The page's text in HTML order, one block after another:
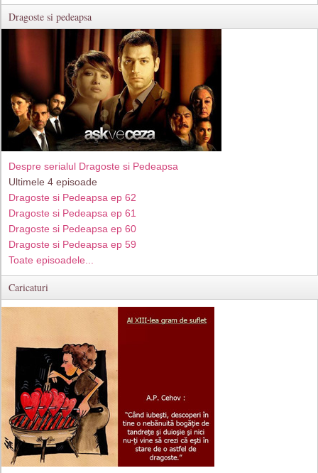
Dragoste si pedeapsa
Despre serialul Dragoste si Pedeapsa
Ultimele 4 episoade
Dragoste si Pedeapsa ep 62
Dragoste si Pedeapsa ep 61
Dragoste si Pedeapsa ep 60
Dragoste si Pedeapsa ep 59
Toate episoadele...
Caricaturi